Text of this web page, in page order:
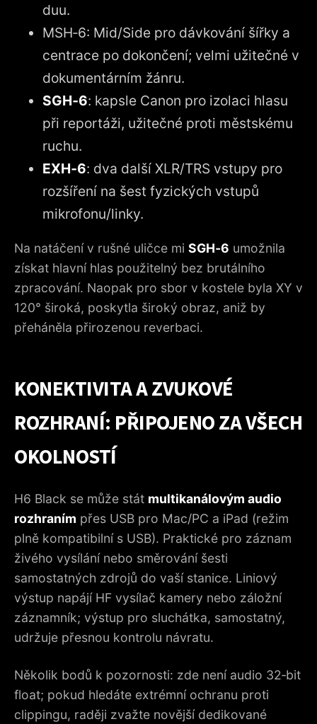
duu.
MSH‑6: Mid/Side pro dávkování šířky a
centrace po dokončení; velmi užitečné v
dokumentárním žánru.
SGH‑6: kapsle Canon pro izolaci hlasu
při reportáži, užitečné proti městskému
ruchu.
EXH‑6: dva další XLR/TRS vstupy pro
rozšíření na šest fyzických vstupů
mikrofonu/linky.
Na natáčení v rušné uličce mi SGH‑6 umožnila
získat hlavní hlas použitelný bez brutálního
zpracování. Naopak pro sbor v kostele byla XY v
120° široká, poskytla široký obraz, aniž by
přeháněla přirozenou reverbaci.
KONEKTIVITA A ZVUKOVÉ
ROZHRANÍ: PŘIPOJENO ZA VŠECH
OKOLNOSTÍ
H6 Black se může stát multikanálovým audio
rozhraním přes USB pro Mac/PC a iPad (režim
plně kompatibilní s USB). Praktické pro záznam
živého vysílání nebo směrování šesti
samostatných zdrojů do vaší stanice. Liniový
výstup napájí HF vysílač kamery nebo záložní
záznamník; výstup pro sluchátka, samostatný,
udržuje přesnou kontrolu návratu.
Několik bodů k pozornosti: zde není audio 32‑bit
float; pokud hledáte extrémní ochranu proti
clippingu, raději zvažte novější dedikované